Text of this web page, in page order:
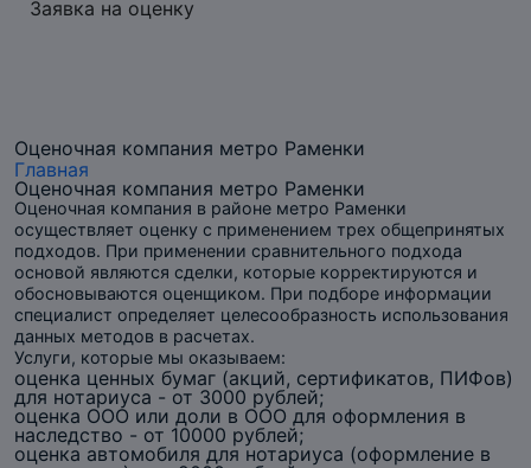
Заявка на оценку
Оценочная компания метро Раменки
Главная
Оценочная компания метро Раменки
Оценочная компания в районе метро Раменки
осуществляет оценку с применением трех общепринятых
подходов. При применении сравнительного подхода
основой являются сделки, которые корректируются и
обосновываются оценщиком. При подборе информации
специалист определяет целесообразность использования
данных методов в расчетах.
Услуги, которые мы оказываем:
оценка ценных бумаг (акций, сертификатов, ПИФов)
для нотариуса - от 3000 рублей;
оценка ООО или доли в ООО для оформления в
наследство - от 10000 рублей;
оценка автомобиля для нотариуса (оформление в